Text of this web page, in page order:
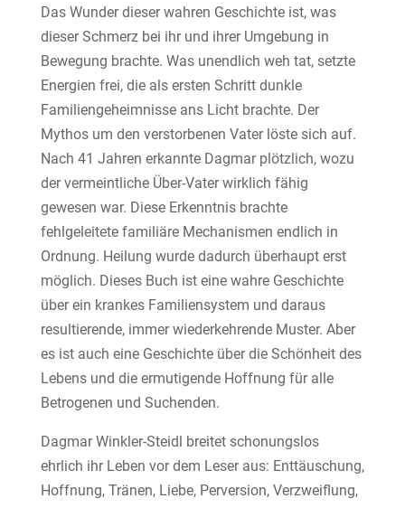
Das Wunder dieser wahren Geschichte ist, was
dieser Schmerz bei ihr und ihrer Umgebung in
Bewegung brachte. Was unendlich weh tat, setzte
Energien frei, die als ersten Schritt dunkle
Familiengeheimnisse ans Licht brachte. Der
Mythos um den verstorbenen Vater löste sich auf.
Nach 41 Jahren erkannte Dagmar plötzlich, wozu
der vermeintliche Über-Vater wirklich fähig
gewesen war. Diese Erkenntnis brachte
fehlgeleitete familiäre Mechanismen endlich in
Ordnung. Heilung wurde dadurch überhaupt erst
möglich. Dieses Buch ist eine wahre Geschichte
über ein krankes Familiensystem und daraus
resultierende, immer wiederkehrende Muster. Aber
es ist auch eine Geschichte über die Schönheit des
Lebens und die ermutigende Hoffnung für alle
Betrogenen und Suchenden.
Dagmar Winkler-Steidl breitet schonungslos
ehrlich ihr Leben vor dem Leser aus: Enttäuschung,
Hoffnung, Tränen, Liebe, Perversion, Verzweiflung,